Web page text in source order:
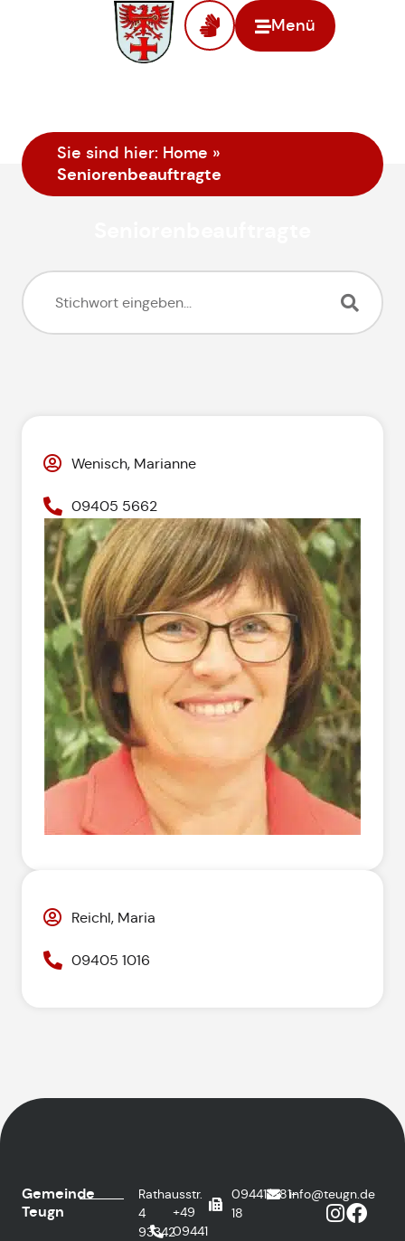
Menü
Sie sind hier: Home »
Seniorenbeauftragte
Wenisch, Marianne
09405 5662
Reichl, Maria
09405 1016
Gemeinde
Teugn
Rathausstr.
4
93342
+49
09441
09441/681-
18
info@teugn.de